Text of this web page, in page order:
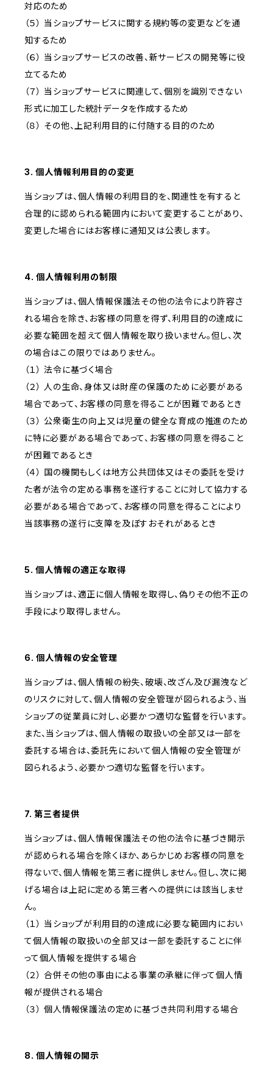
対応のため
（５） 当ショップサービスに関する規約等の変更などを通
知するため
（６） 当ショップサービスの改善、新サービスの開発等に役
立てるため
（７） 当ショップサービスに関連して、個別を識別できない
形式に加工した統計データを作成するため
（８） その他、上記利用目的に付随する目的のため
3. 個人情報利用目的の変更
当ショップは、個人情報の利用目的を、関連性を有すると
合理的に認められる範囲内において変更することがあり、
変更した場合にはお客様に通知又は公表します。
4. 個人情報利用の制限
当ショップは、個人情報保護法その他の法令により許容さ
れる場合を除き、お客様の同意を得ず、利用目的の達成に
必要な範囲を超えて個人情報を取り扱いません。但し、次
の場合はこの限りではありません。
（１） 法令に基づく場合
（２） 人の生命、身体又は財産の保護のために必要がある
場合であって、お客様の同意を得ることが困難であるとき
（３） 公衆衛生の向上又は児童の健全な育成の推進のため
に特に必要がある場合であって、お客様の同意を得ること
が困難であるとき
（４） 国の機関もしくは地方公共団体又はその委託を受け
た者が法令の定める事務を遂行することに対して協力する
必要がある場合であって、お客様の同意を得ることにより
当該事務の遂行に支障を及ぼすおそれがあるとき
5. 個人情報の適正な取得
当ショップは、適正に個人情報を取得し、偽りその他不正の
手段により取得しません。
6. 個人情報の安全管理
当ショップは、個人情報の紛失、破壊、改ざん及び漏洩など
のリスクに対して、個人情報の安全管理が図られるよう、当
ショップの従業員に対し、必要かつ適切な監督を行います。
また、当ショップは、個人情報の取扱いの全部又は一部を
委託する場合は、委託先において個人情報の安全管理が
図られるよう、必要かつ適切な監督を行います。
7. 第三者提供
当ショップは、個人情報保護法その他の法令に基づき開示
が認められる場合を除くほか、あらかじめお客様の同意を
得ないで、個人情報を第三者に提供しません。但し、次に掲
げる場合は上記に定める第三者への提供には該当しませ
ん。
（１） 当ショップが利用目的の達成に必要な範囲内におい
て個人情報の取扱いの全部又は一部を委託することに伴
って個人情報を提供する場合
（２） 合併その他の事由による事業の承継に伴って個人情
報が提供される場合
（３） 個人情報保護法の定めに基づき共同利用する場合
8. 個人情報の開示